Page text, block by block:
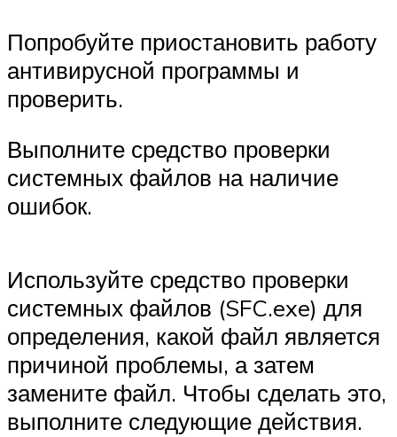
Попробуйте приостановить работу
антивирусной программы и
проверить.
Выполните средство проверки
системных файлов на наличие
ошибок.
Используйте средство проверки
системных файлов (SFC.exe) для
определения, какой файл является
причиной проблемы, а затем
замените файл. Чтобы сделать это,
выполните следующие действия.